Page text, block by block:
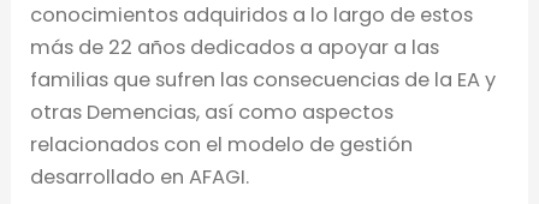
conocimientos adquiridos a lo largo de estos
más de 22 años dedicados a apoyar a las
familias que sufren las consecuencias de la EA y
otras Demencias, así como aspectos
relacionados con el modelo de gestión
desarrollado en AFAGI.